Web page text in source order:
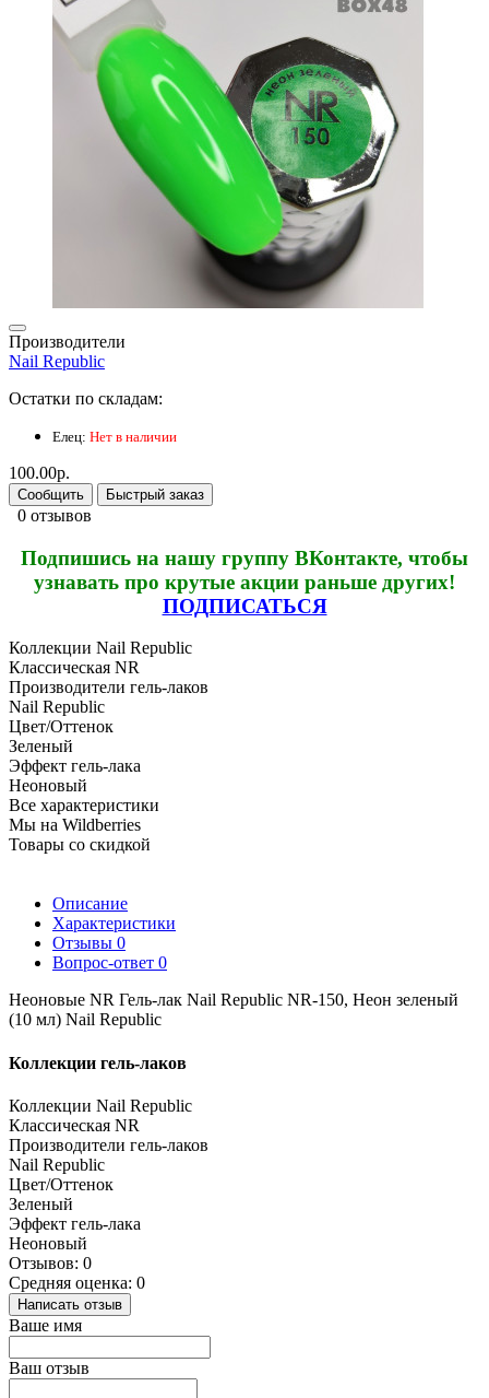
Производители
Nail Republic
Остатки по складам:
Елец: Нет в наличии
100.00р.
Сообщить Быстрый заказ
0 отзывов
Подпишись на нашу группу ВКонтакте, чтобы
узнавать про крутые акции раньше других!
ПОДПИСАТЬСЯ
Коллекции Nail Republic
Классическая NR
Производители гель-лаков
Nail Republic
Цвет/Оттенок
Зеленый
Эффект гель-лака
Неоновый
Все характеристики
Мы на Wildberries
Товары со скидкой
Описание
Характеристики
Отзывы 0
Вопрос-ответ 0
Неоновые NR Гель-лак Nail Republic NR-150, Неон зеленый
(10 мл) Nail Republic
Коллекции гель-лаков
Коллекции Nail Republic
Классическая NR
Производители гель-лаков
Nail Republic
Цвет/Оттенок
Зеленый
Эффект гель-лака
Неоновый
Отзывов: 0
Средняя оценка: 0
Написать отзыв
Ваше имя
Ваш отзыв